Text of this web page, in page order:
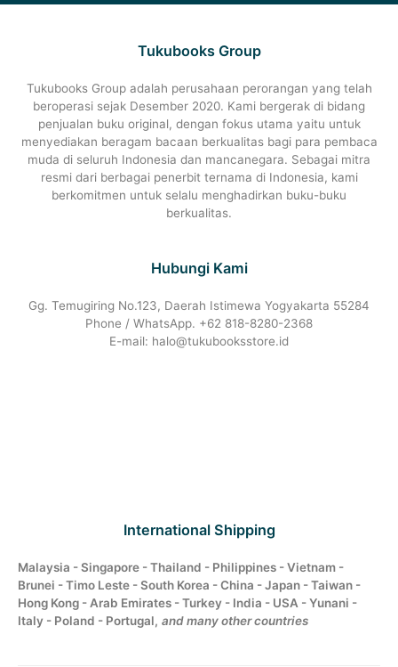
Tukubooks Group
Tukubooks Group adalah perusahaan perorangan yang telah
beroperasi sejak Desember 2020. Kami bergerak di bidang
penjualan buku original, dengan fokus utama yaitu untuk
menyediakan beragam bacaan berkualitas bagi para pembaca
muda di seluruh Indonesia dan mancanegara. Sebagai mitra
resmi dari berbagai penerbit ternama di Indonesia, kami
berkomitmen untuk selalu menghadirkan buku-buku
berkualitas.
Hubungi Kami
Gg. Temugiring No.123, Daerah Istimewa Yogyakarta 55284
Phone / WhatsApp. +62 818-8280-2368
E-mail: halo@tukubooksstore.id
International Shipping
Malaysia - Singapore - Thailand - Philippines - Vietnam -
Brunei - Timo Leste - South Korea - China - Japan - Taiwan -
Hong Kong - Arab Emirates - Turkey - India - USA - Yunani -
Italy - Poland - Portugal, and many other countries